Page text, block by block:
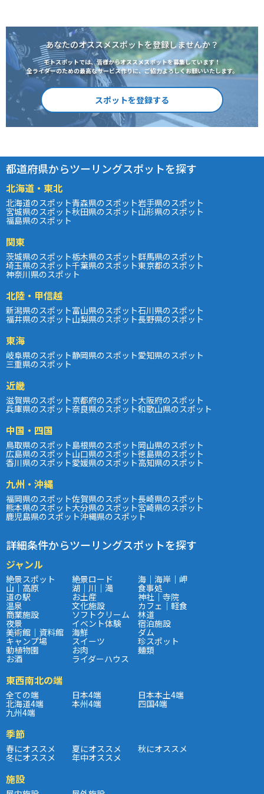
あなたのオススメスポットを登録しませんか？
モトスポットでは、皆様からオススメスポットを募集しています！
全ライダーのための最高なサービス作りに、ご協力よろしくお願いいたします。
スポットを登録する
都道府県からツーリングスポットを探す
北海道・東北
北海道のスポット青森県のスポット岩手県のスポット
宮城県のスポット秋田県のスポット山形県のスポット
福島県のスポット
関東
茨城県のスポット栃木県のスポット群馬県のスポット
埼玉県のスポット千葉県のスポット東京都のスポット
神奈川県のスポット
北陸・甲信越
新潟県のスポット富山県のスポット石川県のスポット
福井県のスポット山梨県のスポット長野県のスポット
東海
岐阜県のスポット静岡県のスポット愛知県のスポット
三重県のスポット
近畿
滋賀県のスポット京都府のスポット大阪府のスポット
兵庫県のスポット奈良県のスポット和歌山県のスポット
中国・四国
鳥取県のスポット島根県のスポット岡山県のスポット
広島県のスポット山口県のスポット徳島県のスポット
香川県のスポット愛媛県のスポット高知県のスポット
九州・沖縄
福岡県のスポット佐賀県のスポット長崎県のスポット
熊本県のスポット大分県のスポット宮崎県のスポット
鹿児島県のスポット沖縄県のスポット
詳細条件からツーリングスポットを探す
ジャンル
絶景スポット 絶景ロード 海｜海岸｜岬
山｜高原 湖｜川｜滝 食事処
道の駅 お土産 神社｜寺院
温泉 文化施設 カフェ｜軽食
商業施設 ソフトクリーム 林道
夜景 イベント体験 宿泊施設
美術館｜資料館 海鮮 ダム
キャンプ場 スイーツ 珍スポット
動植物園 お肉 麺類
お酒 ライダーハウス
東西南北の端
全ての端 日本4端 日本本土4端
北海道4端 本州4端 四国4端
九州4端
季節
春にオススメ 夏にオススメ 秋にオススメ
冬にオススメ 年中オススメ
施設